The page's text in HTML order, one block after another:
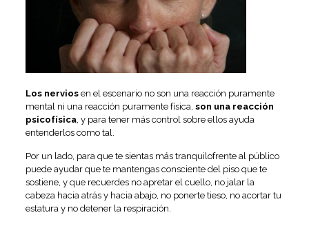
Los nervios en el escenario no son una reacción puramente
mental ni una reacción puramente física,son una reacción
psicofísica, y para tener más control sobre ellos ayuda
entenderlos como tal.
Por un lado, para que te sientas más tranquilofrente al público
puede ayudar que te mantengas consciente del piso que te
sostiene, y que recuerdes no apretar el cuello, no jalar la
cabeza hacia atrás y hacia abajo, no ponerte tieso, no acortar tu
estatura y no detener la respiración.